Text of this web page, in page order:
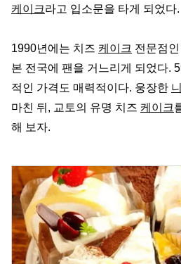
케이크라고 입소문을 타게 되었다.
1990년에는 치즈 케이크 전문점인
본 전국에 팬을 거느리게 되었다.
적인 가격도 매력적이다. 웅장한
마친 뒤, 교토의 유명 치즈 케이크
해 보자.